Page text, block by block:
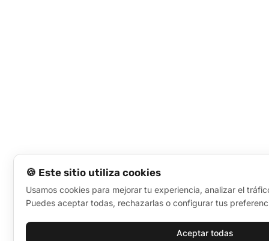
🍪 Este sitio utiliza cookies
Usamos cookies para mejorar tu experiencia, analizar el
Puedes aceptar todas, rechazarlas o configurar tus
Aceptar todas